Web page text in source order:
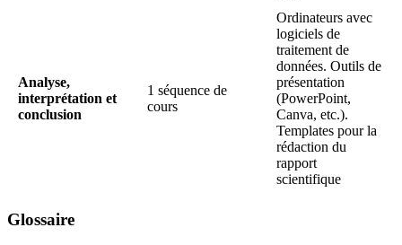
Analyse,
interprétation et
conclusion
1 séquence de
cours
Ordinateurs avec
logiciels de
traitement de
données. Outils de
présentation
(PowerPoint,
Canva, etc.).
Templates pour la
rédaction du
rapport
scientifique
Glossaire